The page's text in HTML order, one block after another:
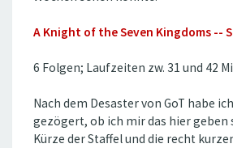
A Knight of the Seven Kingdoms --
6 Folgen; Laufzeiten zw. 31 und 42
Nach dem Desaster von GoT habe
gezögert, ob ich mir das hier geben
Kürze der Staffel und die recht